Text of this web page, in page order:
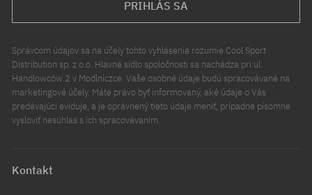
PRIHLÁS SA
Správcom údajov sa na účely tohto vyhlásenia rozumie Cool Sport
Distribution sp. z o.o. Hlavné sídlo spoločnosti sa nachádza pri ul.
Handlowców 2 v Modlniczce. Vaše osobné údaje budú spracovávané na
marketingové účely. Máte právo byť informovaný, aké údaje o Vás
predávajúci eviduje, a je oprávnený tieto údaje meniť, prípadne písomne
vysloviť nesúhlas s ich spracovávaním.
Kontakt